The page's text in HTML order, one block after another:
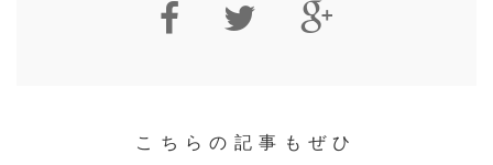
こちらの記事もぜひ